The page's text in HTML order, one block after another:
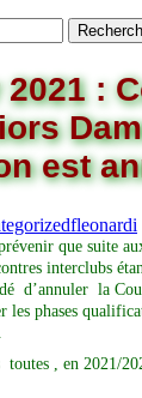
:
est
fleonardi
que suite
interclubs
d’annuler la
les phases
toutes , en 2021/